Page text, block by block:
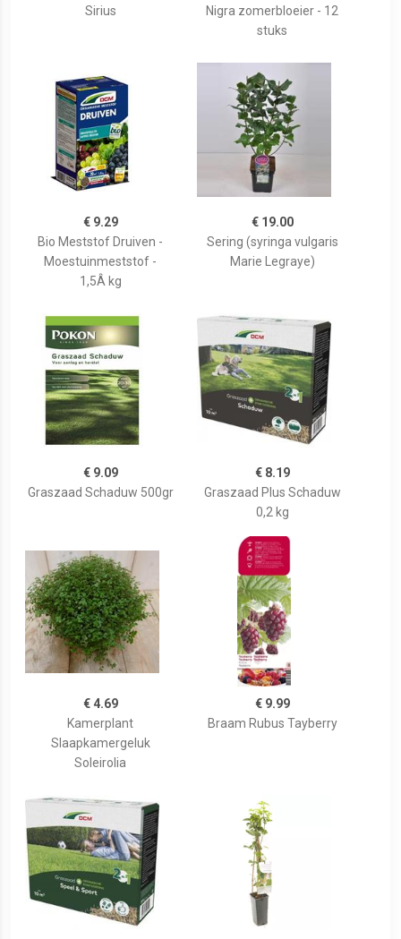
Sirius
Nigra zomerbloeier - 12
stuks
€ 9.29
Bio Meststof Druiven -
Moestuinmeststof -
1,5Â kg
€ 19.00
Sering (syringa vulgaris
Marie Legraye)
€ 9.09
Graszaad Schaduw 500gr
€ 8.19
Graszaad Plus Schaduw
0,2 kg
€ 4.69
Kamerplant
Slaapkamergeluk
Soleirolia
€ 9.99
Braam Rubus Tayberry